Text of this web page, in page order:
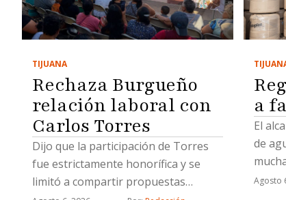
TIJUANA
Rechaza Burgueño
relación laboral con
Carlos Torres
Dijo que la participación de Torres
fue estrictamente honorífica y se
limitó a compartir propuestas
a
El
de
Agosto